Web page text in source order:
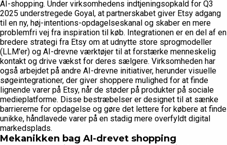
AI-shopping. Under virksomhedens indtjeningsopkald for Q3
2025 understregede Goyal, at partnerskabet giver Etsy adgang
til en ny, høj-intentions-opdagelseskanal og skaber en mere
problemfri vej fra inspiration til køb. Integrationen er en del af en
bredere strategi fra Etsy om at udnytte store sprogmodeller
(LLM'er) og AI-drevne værktøjer til at forstærke menneskelig
kontakt og drive vækst for deres sælgere. Virksomheden har
også arbejdet på andre AI-drevne initiativer, herunder visuelle
søgeintegrationer, der giver shoppere mulighed for at finde
lignende varer på Etsy, når de støder på produkter på sociale
medieplatforme. Disse bestræbelser er designet til at sænke
barriererne for opdagelse og gøre det lettere for købere at finde
unikke, håndlavede varer på en stadig mere overfyldt digital
markedsplads.
Mekanikken bag AI-drevet shopping